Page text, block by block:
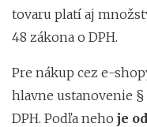
tovaru platí aj
48 zákona o DPH.
Pre nákup cez e-
hlavne ustanovenie §
DPH. Podľa neho je